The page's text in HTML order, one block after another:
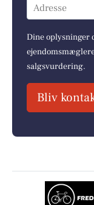
Adresse
Dine oplysninger
salgsvurdering.
Bliv